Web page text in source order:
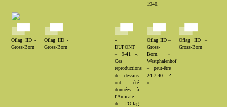
1940.
Oflag IID -
Gross-Born
Oflag IID -
Gross-Born
«
DUPONT
– 9-41 ».
Ces
reproductions
de dessins
ont été
données à
l'Amicale
de l'Oflag
Oflag IID –
Gross-
Born. «
Westphalenhof
– peut-être
24-7-40 ?
».
Oflag IID –
Gross-Born